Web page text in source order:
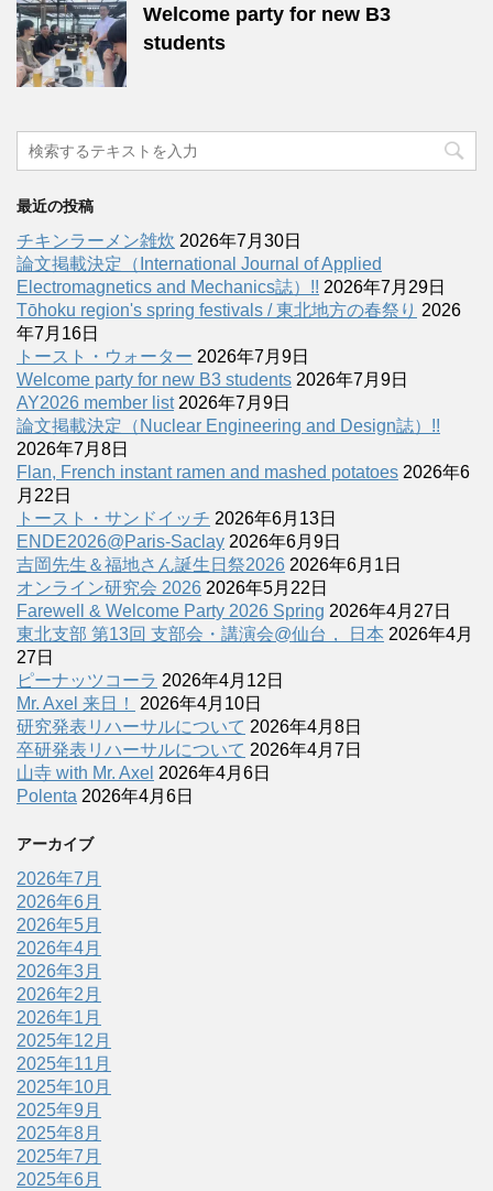
Welcome party for new B3
students
最近の投稿
チキンラーメン雑炊 2026年7月30日
論文掲載決定（International Journal of Applied
Electromagnetics and Mechanics誌）!! 2026年7月29日
Tōhoku region's spring festivals / 東北地方の春祭り 2026
年7月16日
トースト・ウォーター 2026年7月9日
Welcome party for new B3 students 2026年7月9日
AY2026 member list 2026年7月9日
論文掲載決定（Nuclear Engineering and Design誌）!!
2026年7月8日
Flan, French instant ramen and mashed potatoes 2026年6
月22日
トースト・サンドイッチ 2026年6月13日
ENDE2026@Paris-Saclay 2026年6月9日
吉岡先生＆福地さん誕生日祭2026 2026年6月1日
オンライン研究会 2026 2026年5月22日
Farewell & Welcome Party 2026 Spring 2026年4月27日
東北支部 第13回 支部会・講演会@仙台， 日本 2026年4月
27日
ピーナッツコーラ 2026年4月12日
Mr. Axel 来日！
2026年4月10日
研究発表リハーサルについて 2026年4月8日
卒研発表リハーサルについて 2026年4月7日
山寺 with Mr. Axel 2026年4月6日
Polenta 2026年4月6日
アーカイブ
2026年7月
2026年6月
2026年5月
2026年4月
2026年3月
2026年2月
2026年1月
2025年12月
2025年11月
2025年10月
2025年9月
2025年8月
2025年7月
2025年6月